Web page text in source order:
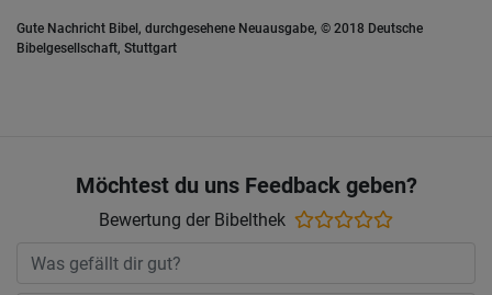
Gute Nachricht Bibel, durchgesehene Neuausgabe, © 2018 Deutsche
Bibelgesellschaft, Stuttgart
Möchtest du uns Feedback geben?
Bewertung der Bibelthek